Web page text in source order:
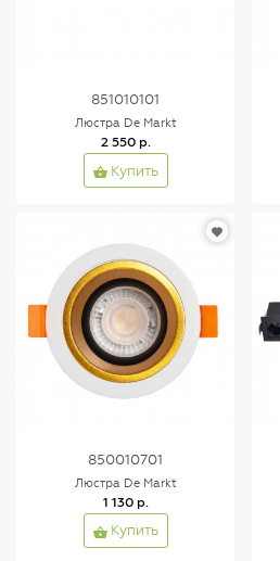
851010101
Люстра De Markt
2 550 р.
Купить
850010701
Люстра De Markt
1 130 р.
Купить